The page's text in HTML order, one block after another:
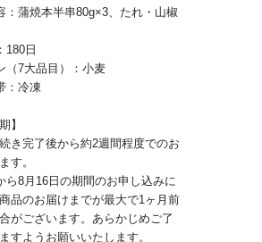
：蒲焼本半串80g×3、たれ・山椒
180日
（7大品目）：小麦
：冷凍
】
き完了後から約2週間程度でのお
す。
ら8月16日の期間のお申し込みに
品のお届けまでが最大で1ヶ月前
がございます。あらかじめご了
すようお願いいたします。